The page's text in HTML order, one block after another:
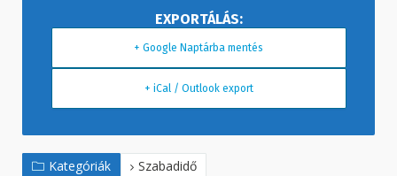
+ Google Naptárba mentés
+ iCal / Outlook export
Kategóriák Szabadidő